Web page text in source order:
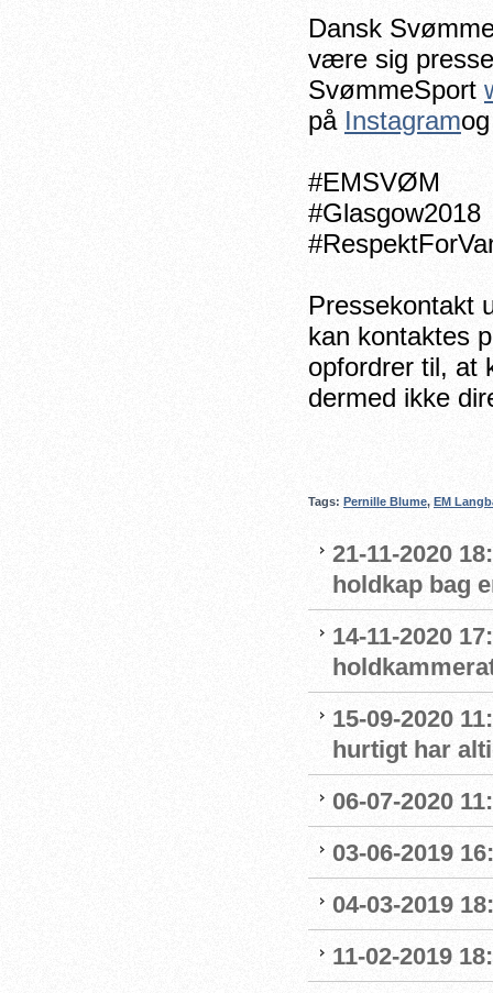
Dansk
være sig
SvømmeSport
på Instagram
#EMSVØM
#Glasgow2018
Pressekontakt
kan kontaktes
opfordrer til, at
dermed ikke
Tags: Pernille Blume, EM
21-11-2020
holdkap bag
14-11-2020
15-09-2020
hurtigt har
06-07-2020
03-06-2019
04-03-2019
11-02-2019